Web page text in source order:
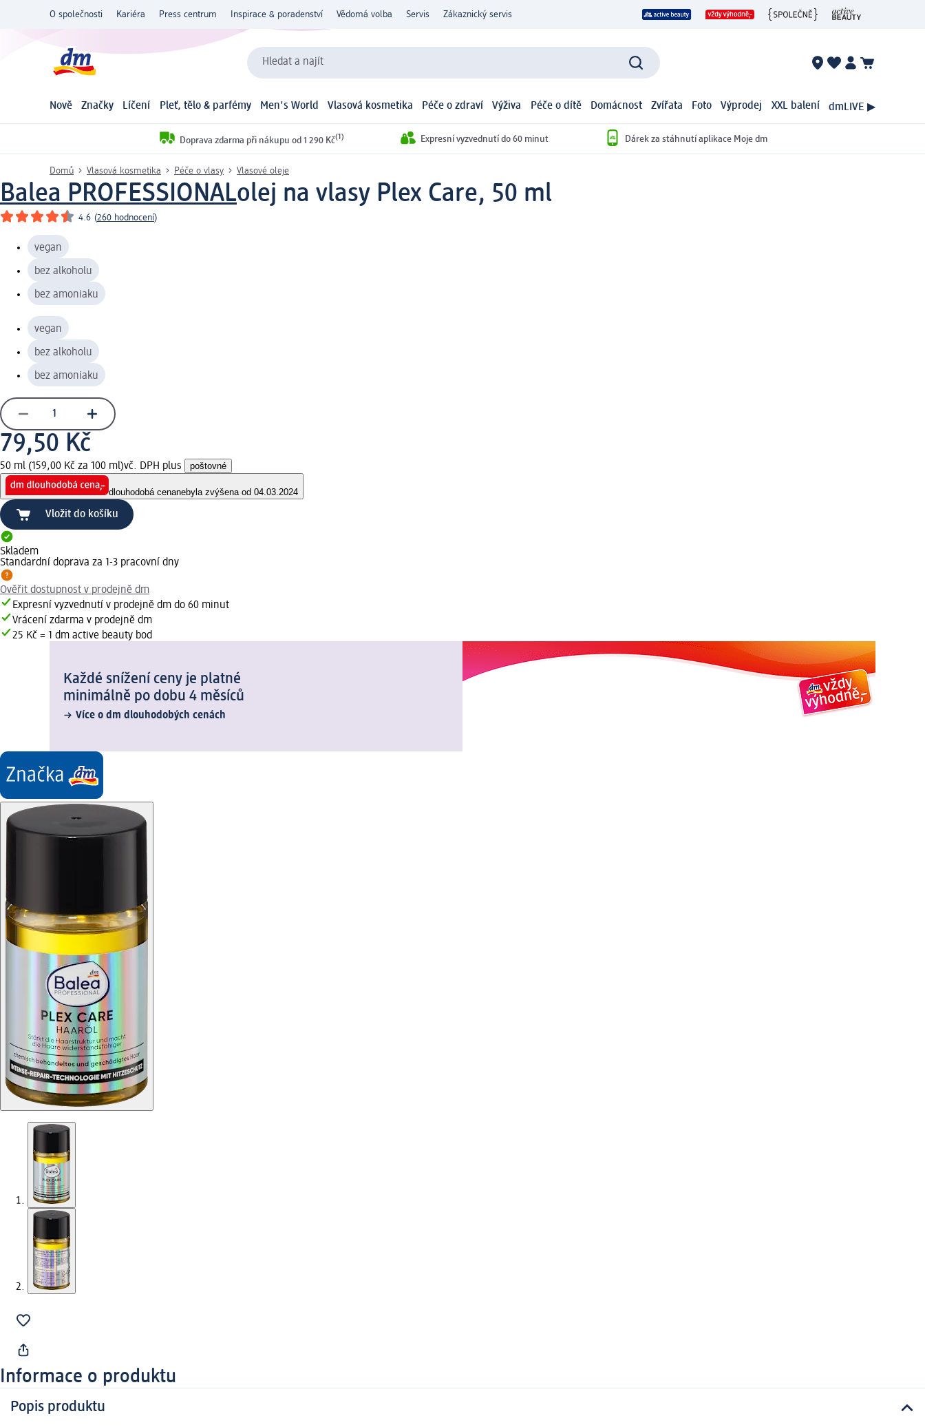
O společnosti Kariéra Press centrum Inspirace & poradenství Vědomá volba Servis Zákaznický servis
Hledat a najít
Nově Značky Líčení Pleť, tělo & parfémy Men's World Vlasová kosmetika Péče o zdraví Výživa Péče o dítě Domácnost Zvířata Foto Výprodej XXL balení dmLIVE ▶
Doprava zdarma při nákupu od 1 290 Kč(1) Expresní vyzvednutí do 60 minut Dárek za stáhnutí aplikace Moje dm
Domů Vlasová kosmetika Péče o vlasy Vlasové oleje
Balea PROFESSIONALolej na vlasy Plex Care, 50 ml
4.6 (260 hodnocení)
vegan
bez alkoholu
bez amoniaku
vegan
bez alkoholu
bez amoniaku
79,50 Kč
50 ml (159,00 Kč za 100 ml)vč. DPH plus poštovné
dlouhodobá cenanebyla zvýšena od 04.03.2024
Vložit do košíku
Skladem
Standardní doprava za 1-3 pracovní dny
Ověřit dostupnost v prodejně dm
Expresní vyzvednutí v prodejně dm do 60 minut
Vrácení zdarma v prodejně dm
25 Kč = 1 dm active beauty bod
Každé snížení ceny je platné
minimálně po dobu 4 měsíců
Více o dm dlouhodobých cenách
Informace o produktu
Popis produktu